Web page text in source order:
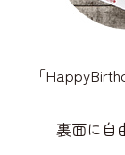
「
裏面に自